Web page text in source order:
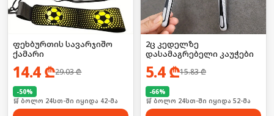
ფეხბურთის სავარჯიშო
ქამარი
14.4₾29.03₾
-50%
🛒 ბოლო 24სთ-ში იყიდა 42-მა
2ც კედელზე
დასამაგრებელი კაუჭები
5.4₾15.83₾
-66%
🛒 ბოლო 24სთ-ში იყიდა 52-მა